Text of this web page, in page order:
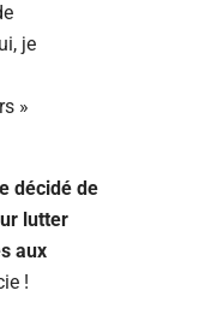
je
»
décidé de
lutter
aux
!